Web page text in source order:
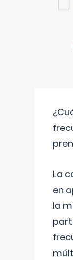
La
en
la